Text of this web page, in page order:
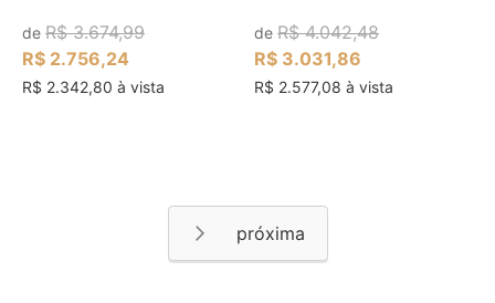
de R$ 3.674,99
R$ 2.756,24
R$ 2.342,80 à vista
deR$ 4.042,48
R$ 3.031,86
R$ 2.577,08 à vista
Página
Próximo